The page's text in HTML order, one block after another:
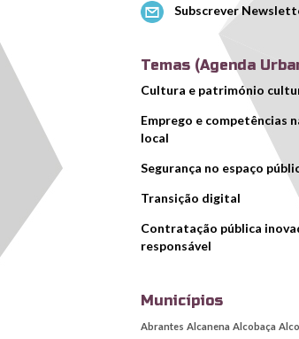
Subscrever
Temas (Agenda
Cultura e património
Emprego e competências
local
Segurança no espaço
Transição digital
Contratação pública
responsável
Municípios
Abrantes Alcanena Alcobaça